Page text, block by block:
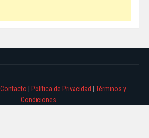
Contacto Política de Privacidad
Términos y
Condiciones